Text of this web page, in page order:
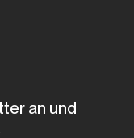
an und